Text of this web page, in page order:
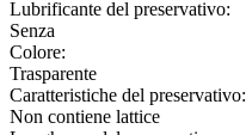
Lubrificante del preservativo:
Senza
Colore:
Trasparente
Caratteristiche del preservativo:
Non contiene lattice